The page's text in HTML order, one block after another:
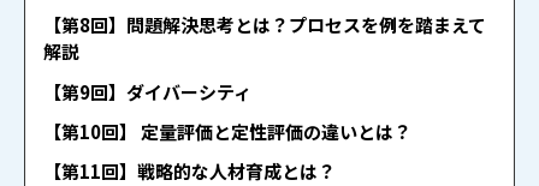
【第8回】問題解決思考とは？プロセスを例を踏まえて
解説
【第9回】ダイバーシティ
【第10回】 定量評価と定性評価の違いとは？
【第11回】戦略的な人材育成とは？